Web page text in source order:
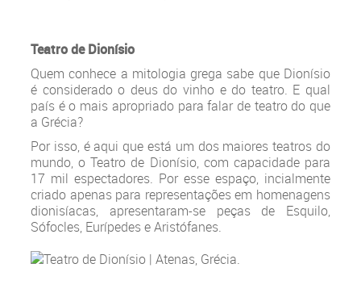
Teatro de Dionísio
Quem conhece a mitologia grega sabe que Dionísio
é considerado o deus do vinho e do teatro. E qual
país é o mais apropriado para falar de teatro do que
a Grécia?
Por isso, é aqui que está um dos maiores teatros do
mundo, o Teatro de Dionísio, com capacidade para
17 mil espectadores. Por esse espaço, incialmente
criado apenas para representações em homenagens
dionisíacas, apresentaram-se peças de Esquilo,
Sófocles, Eurípedes e Aristófanes.